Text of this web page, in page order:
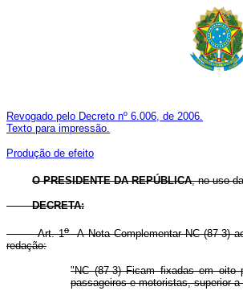
Revogado pelo Decreto nº 6.006, de 2006.
Texto para impressão.
Produção de efeito
O PRESIDENTE DA REPÚBLICA, no uso
DECRETA:
Art. 1oA Nota Complementar NC (87-3)
redação:
"NC (87-3) Ficam fixadas em oito
passageiros e motoristas, superior a